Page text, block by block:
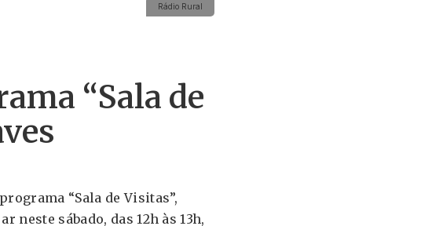
Rádio Rural
“Sala de
“Sala de Visitas”,
neste sábado, das 12h às 13h,